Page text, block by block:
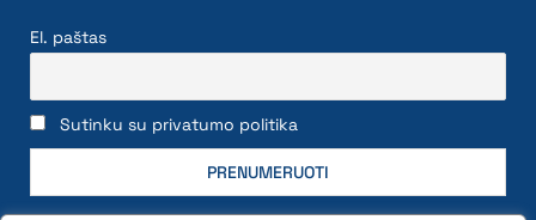
El. paštas
Sutinku su privatumo politika